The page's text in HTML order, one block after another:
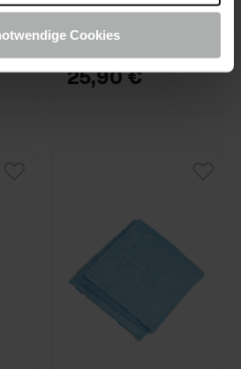
Cookies
25,90 €